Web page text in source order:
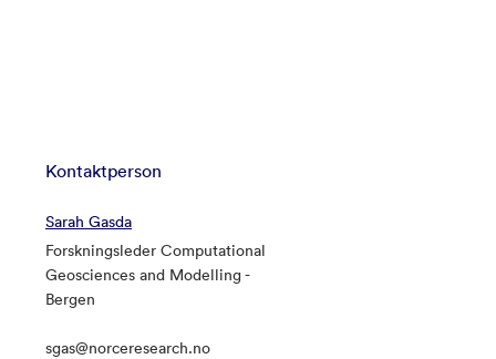
Kontaktperson
Sarah Gasda
Forskningsleder Computational
Geosciences and Modelling -
Bergen
sgas@norceresearch.no